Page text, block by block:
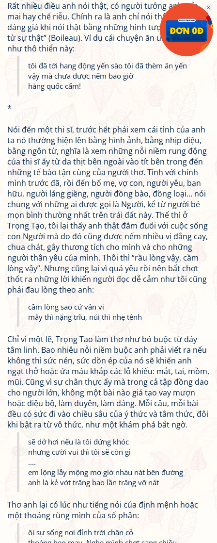
Rất nhiều điều anh nói thật, có người tưởng anh mỉa
mai hay chế riễu. Chính ra là anh chỉ nói thật. “Thi sĩ chỉ
đáng giá khi nói thật bằng những hình tượng chắt lọc
từ sự thật” (Boileau). Ví dụ cái chuyện ăn uống tưởng
như thô thiển này:
tôi đã tới hang động yến sào tôi đã thèm ăn yến
vậy mà chưa được nếm bao giờ
hàng quốc cấm!
*
Nói đến một thi sĩ, trước hết phải xem cái tình của anh
ta nó thường hiện lên bằng hình ảnh, bằng nhịp điệu,
bằng ngôn từ, nghĩa là xem những nỗi niềm rung động
của thi sĩ ấy từ da thịt bên ngoài vào tít bên trong đến
những tế bào tận cùng của người thơ. Tình với chính
mình trước đã, rồi đến bố mẹ, vợ con, người yêu, bạn
hữu, người láng giềng, người đồng bào, đồng loại... nói
chung với những ai được gọi là Người, kể từ người bé
mọn bình thường nhất trên trái đất này. Thế thì ở
Trọng Tạo, tôi lại thấy anh thật đắm đuối với cuộc sống
con Người mà do đó cũng được nếm nhiều vị đắng cay,
chua chát, gây thương tích cho mình và cho những
người thân yêu của mình. Thôi thì “rầu lòng vậy, cầm
lòng vậy”. Nhưng cũng lại vì quá yêu rồi nên bất chợt
thốt ra những lời khiến người đọc dễ cảm như tôi cũng
phải đau lòng theo anh:
cầm lòng sao cứ vân vi
mây thì nặng trĩu, núi thì nhẹ tênh
Chỉ vì một lẽ, Trọng Tạo làm thơ như bó buộc từ đáy
tâm linh. Bao nhiêu nỗi niềm buộc anh phải viết ra nếu
không thì sức nén, sức dồn ép của nó sẽ khiến anh
ngạt thở hoặc ứa máu khắp các lỗ khiếu: mắt, tai, mồm,
mũi. Cũng vì sự chân thực ấy mà trong cả tập đồng dao
cho người lớn, không một bài nào giả tạo vay mượn
hoặc điệu bộ, làm duyên, làm dáng. Mỗi câu, mỗi bài
đều có sức đi vào chiều sâu của ý thức và tâm thức, đôi
khi bật ra từ vô thức, như một khám phá bất ngờ.
sẽ dở hơi nếu là tôi đứng khóc
nhưng cười vui thì tôi sẽ còn gì
....
em lộng lẫy mộng mơ giờ nhàu nát bên đường
anh là kẻ vớt trăng bao lần trăng vỡ nát
Thơ anh lại có lúc như tiếng nói của định mệnh hoặc
một thoáng rùng mình của số phận:
ôi sự sống nơi đỉnh trời chân cỏ